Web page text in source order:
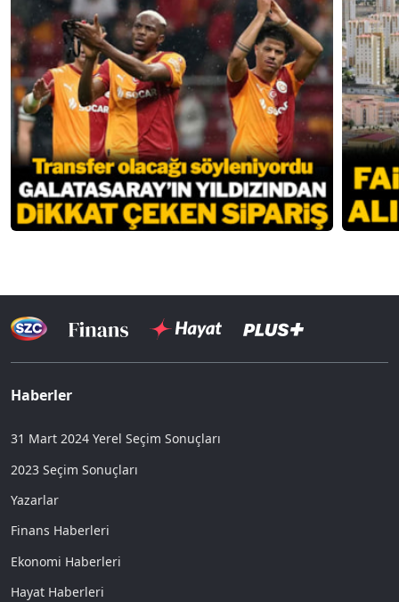
Haberler
31 Mart 2024 Yerel Seçim Sonuçları
2023 Seçim Sonuçları
Yazarlar
Finans Haberleri
Ekonomi Haberleri
Hayat Haberleri